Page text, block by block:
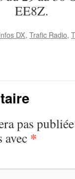
EE8Z.
DX, Trafic Radio,
pas
*